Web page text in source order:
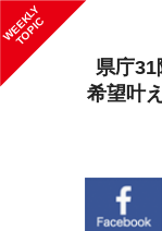
WEEKLY
TOPIC
県庁31
希望叶